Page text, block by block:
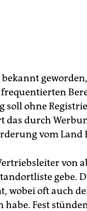
soll ohne
das durch
vom Land
von
gebe.
wobei oft auch
habe. Fest